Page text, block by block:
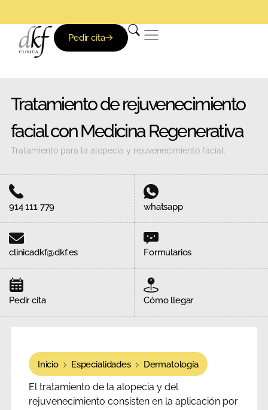
Pedir cita
Tratamiento de rejuvenecimiento
facial con Medicina Regenerativa
Tratamiento para la alopecia y rejuvenecimiento facial.
914 111 779 whatsapp
clinicadkf@dkf.es Formularios
Pedir cita Cómo llegar
Inicio Especialidades Dermatología
El tratamiento de la alopecia y del
rejuvenecimiento consisten en la aplicación por